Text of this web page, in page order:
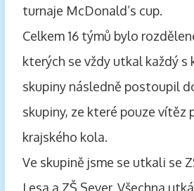
turnaje McDonald’s cup.
Celkem 16 týmů bylo
kterých se vždy utkal každý s
skupiny následně postoupil
skupiny, ze které pouze vítěz
krajského kola.
Ve skupině jsme se utkali se
Lesa a ZŠ Sever. Všechna